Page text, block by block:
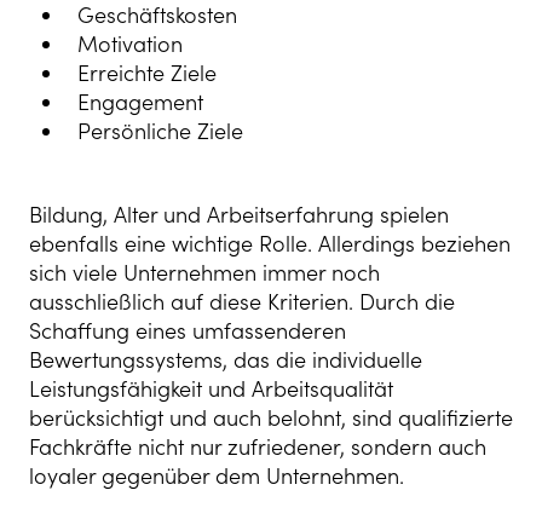
Geschäftskosten
Motivation
Erreichte Ziele
Engagement
Persönliche Ziele
Bildung, Alter und Arbeitserfahrung spielen
ebenfalls eine wichtige Rolle. Allerdings beziehen
sich viele Unternehmen immer noch
ausschließlich auf diese Kriterien. Durch die
Schaffung eines umfassenderen
Bewertungssystems, das die individuelle
Leistungsfähigkeit und Arbeitsqualität
berücksichtigt und auch belohnt, sind qualifizierte
Fachkräfte nicht nur zufriedener, sondern auch
loyaler gegenüber dem Unternehmen.